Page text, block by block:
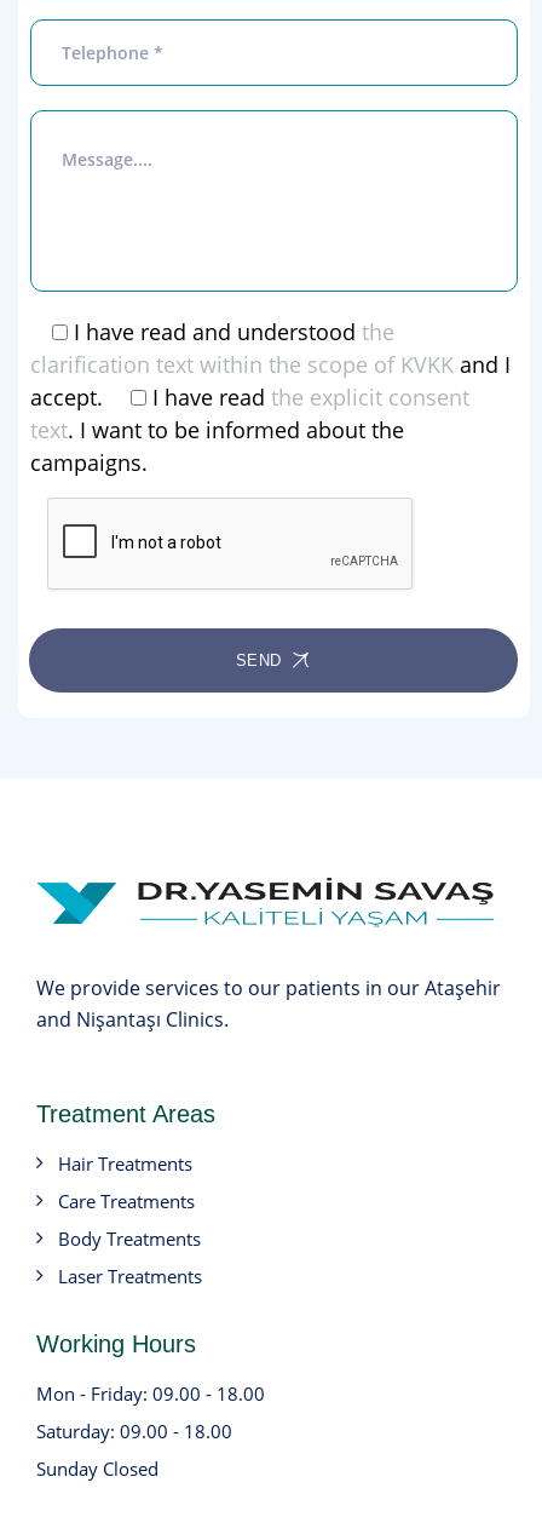
I have read and understood the
clarification text within the scope of KVKK and I
accept.
I have read the explicit consent
text. I want to be informed about the
campaigns.
SEND
We provide services to our patients in our Ataşehir
and Nişantaşı Clinics.
Treatment Areas
Hair Treatments
Care Treatments
Body Treatments
Laser Treatments
Working Hours
Mon - Friday: 09.00 - 18.00
Saturday: 09.00 - 18.00
Sunday Closed